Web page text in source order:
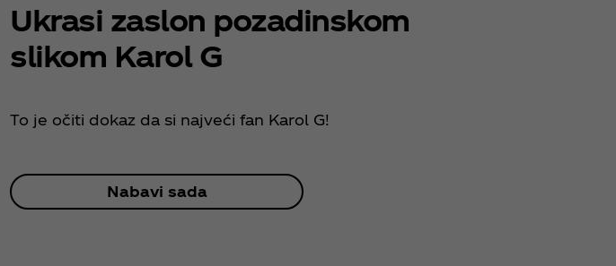
Ukrasi zaslon pozadinskom
slikom Karol G
To je očiti dokaz da si najveći fan Karol G!
Nabavi sada